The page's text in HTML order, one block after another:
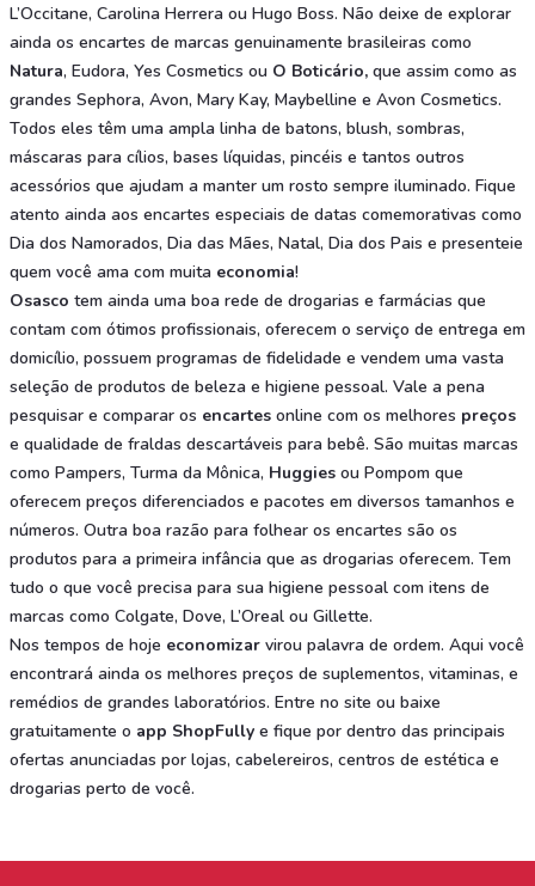
L’Occitane, Carolina Herrera ou Hugo Boss. Não deixe de explorar
ainda os encartes de marcas genuinamente brasileiras como
Natura, Eudora, Yes Cosmetics ou O Boticário, que assim como as
grandes Sephora, Avon, Mary Kay, Maybelline e Avon Cosmetics.
Todos eles têm uma ampla linha de batons, blush, sombras,
máscaras para cílios, bases líquidas, pincéis e tantos outros
acessórios que ajudam a manter um rosto sempre iluminado. Fique
atento ainda aos encartes especiais de datas comemorativas como
Dia dos Namorados, Dia das Mães, Natal, Dia dos Pais e presenteie
quem você ama com muita economia!
Osasco tem ainda uma boa rede de drogarias e farmácias que
contam com ótimos profissionais, oferecem o serviço de entrega em
domicílio, possuem programas de fidelidade e vendem uma vasta
seleção de produtos de beleza e higiene pessoal. Vale a pena
pesquisar e comparar os encartes online com os melhores preços
e qualidade de fraldas descartáveis para bebê. São muitas marcas
como Pampers, Turma da Mônica, Huggies ou Pompom que
oferecem preços diferenciados e pacotes em diversos tamanhos e
números. Outra boa razão para folhear os encartes são os
produtos para a primeira infância que as drogarias oferecem. Tem
tudo o que você precisa para sua higiene pessoal com itens de
marcas como Colgate, Dove, L’Oreal ou Gillette.
Nos tempos de hoje economizar virou palavra de ordem. Aqui você
encontrará ainda os melhores preços de suplementos, vitaminas, e
remédios de grandes laboratórios. Entre no site ou baixe
gratuitamente o app ShopFully e fique por dentro das principais
ofertas anunciadas por lojas, cabelereiros, centros de estética e
drogarias perto de você.